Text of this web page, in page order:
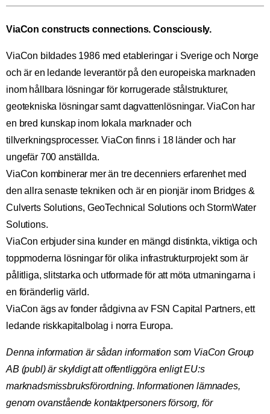
ViaCon constructs connections. Consciously.
ViaCon bildades 1986 med etableringar i Sverige och Norge
och är en ledande leverantör på den europeiska marknaden
inom hållbara lösningar för korrugerade stålstrukturer,
geotekniska lösningar samt dagvattenlösningar. ViaCon har
en bred kunskap inom lokala marknader och
tillverkningsprocesser. ViaCon finns i 18 länder och har
ungefär 700 anställda.
ViaCon kombinerar mer än tre decenniers erfarenhet med
den allra senaste tekniken och är en pionjär inom Bridges &
Culverts Solutions, GeoTechnical Solutions och StormWater
Solutions.
ViaCon erbjuder sina kunder en mängd distinkta, viktiga och
toppmoderna lösningar för olika infrastrukturprojekt som är
pålitliga, slitstarka och utformade för att möta utmaningarna i
en föränderlig värld.
ViaCon ägs av fonder rådgivna av FSN Capital Partners, ett
ledande riskkapitalbolag i norra Europa.
Denna information är sådan information som ViaCon Group
AB (publ) är skyldigt att offentliggöra enligt EU:s
marknadsmissbruksförordning. Informationen lämnades,
genom ovanstående kontaktpersoners försorg, för